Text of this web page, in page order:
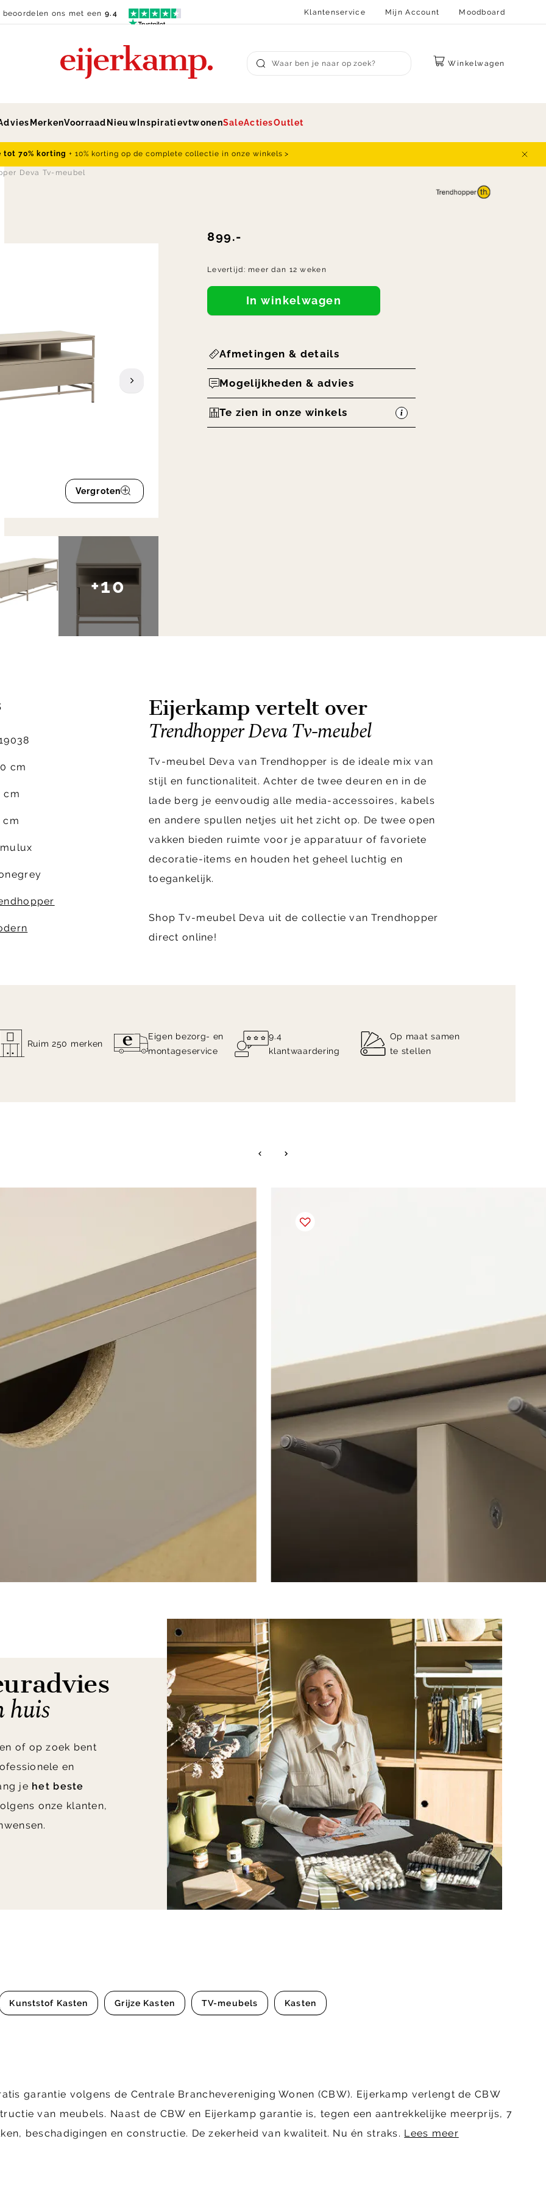
beoordelen ons met een9.4 Klantenservice Mijn Account Moodboard
Submit search
Winkelwagen
MerkenVoorraad Nieuw InspiratievtwonenSaleActiesOutlet
tot 70% korting + 10% korting op de complete collectie in onze winkels >
Deva Tv-meubel
Vergroten
+10
899.-
Levertijd: meer dan 12 weken
In winkelwagen
Afmetingen & details
Mogelijkheden & advies
Te zien in onze winkels
cm
cm
cm
Eijerkamp vertelt over
Trendhopper Deva Tv-meubel
Tv-meubel Deva van Trendhopper is de ideale mix van
stijl en functionaliteit. Achter de twee deuren en in de
lade berg je eenvoudig alle media-accessoires, kabels
en andere spullen netjes uit het zicht op. De twee open
vakken bieden ruimte voor je apparatuur of favoriete
decoratie-items en houden het geheel luchtig en
toegankelijk.
Shop Tv-meubel Deva uit de collectie van Trendhopper
direct online!
Ruim 250 merken
Eigen bezorg- en
montageservice
9.4
klantwaardering
Op maat samen
te stellen
huis
of op zoek bent
en
je het beste
onze klanten,
Kunststof Kasten Grijze Kasten TV-meubels Kasten
garantie volgens de Centrale Branchevereniging Wonen (CBW). Eijerkamp verlengt de CBW
van meubels. Naast de CBW en Eijerkamp garantie is, tegen een aantrekkelijke meerprijs, 7
beschadigingen en constructie. De zekerheid van kwaliteit. Nu én straks. Lees meer